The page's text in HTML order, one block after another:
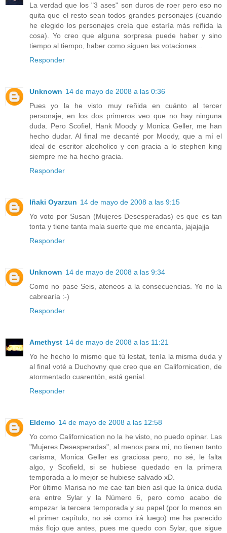
La verdad que los "3 ases" son duros de roer pero eso no
quita que el resto sean todos grandes personajes (cuando
he elegido los personajes creía que estaría más reñida la
cosa). Yo creo que alguna sorpresa puede haber y sino
tiempo al tiempo, haber como siguen las votaciones...
Responder
Unknown 14 de mayo de 2008 a las 0:36
Pues yo la he visto muy reñida en cuánto al tercer
personaje, en los dos primeros veo que no hay ninguna
duda. Pero Scofiel, Hank Moody y Monica Geller, me han
hecho dudar. Al final me decanté por Moody, que a mí el
ideal de escritor alcoholico y con gracia a lo stephen king
siempre me ha hecho gracia.
Responder
Iñaki Oyarzun 14 de mayo de 2008 a las 9:15
Yo voto por Susan (Mujeres Desesperadas) es que es tan
tonta y tiene tanta mala suerte que me encanta, jajajajja
Responder
Unknown 14 de mayo de 2008 a las 9:34
Como no pase Seis, ateneos a la consecuencias. Yo no la
cabrearía :-)
Responder
Amethyst 14 de mayo de 2008 a las 11:21
Yo he hecho lo mismo que tú lestat, tenía la misma duda y
al final voté a Duchovny que creo que en Californication, de
atormentado cuarentón, está genial.
Responder
Eldemo 14 de mayo de 2008 a las 12:58
Yo como Californication no la he visto, no puedo opinar. Las
"Mujeres Desesperadas", al menos para mi, no tienen tanto
carisma, Monica Geller es graciosa pero, no sé, le falta
algo, y Scofield, si se hubiese quedado en la primera
temporada a lo mejor se hubiese salvado xD.
Por último Marisa no me cae tan bien así que la única duda
era entre Sylar y la Número 6, pero como acabo de
empezar la tercera temporada y su papel (por lo menos en
el primer capítulo, no sé como irá luego) me ha parecido
más flojo que antes, pues me quedo con Sylar, que sigue